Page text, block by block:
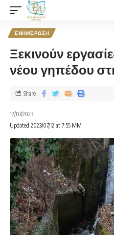
ΕΝΗΜΕΡΩΣΗ
Ξεκινούν
νέου γηπέδου
12/07/2023
Updated 2023/07/12 at 7:55 ΜΜ
Share